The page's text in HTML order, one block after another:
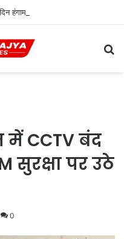
CCTV बंद
सुरक्षा पर उठे
0